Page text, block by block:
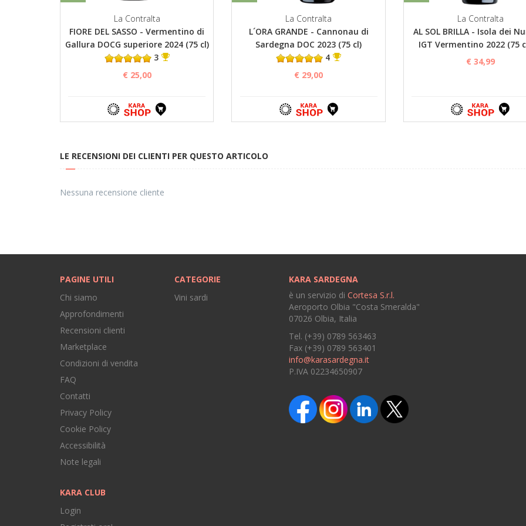
La Contralta
FIORE DEL SASSO - Vermentino di
Gallura DOCG superiore 2024 (75 cl)
3
€ 25,00
La Contralta
L´ORA GRANDE - Cannonau di
Sardegna DOC 2023 (75 cl)
4
€ 29,00
La Contralta
AL SOL BRILLA - Isola dei
IGT Vermentino 2022 (75
€ 34,99
LE RECENSIONI DEI CLIENTI PER QUESTO ARTICOLO
Nessuna recensione cliente
PAGINE UTILI
Chi siamo
Approfondimenti
Recensioni clienti
Marketplace
Condizioni di vendita
FAQ
Contatti
Privacy Policy
Cookie Policy
Accessibilità
Note legali
KARA CLUB
Login
CATEGORIE
Vini sardi
KARA SARDEGNA
è un servizio di Cortesa S.r.l.
Aeroporto Olbia "Costa Smeralda"
07026 Olbia, Italia
Tel. (+39) 0789 563463
Fax (+39) 0789 563401
info@karasardegna.it
P.IVA 02234650907